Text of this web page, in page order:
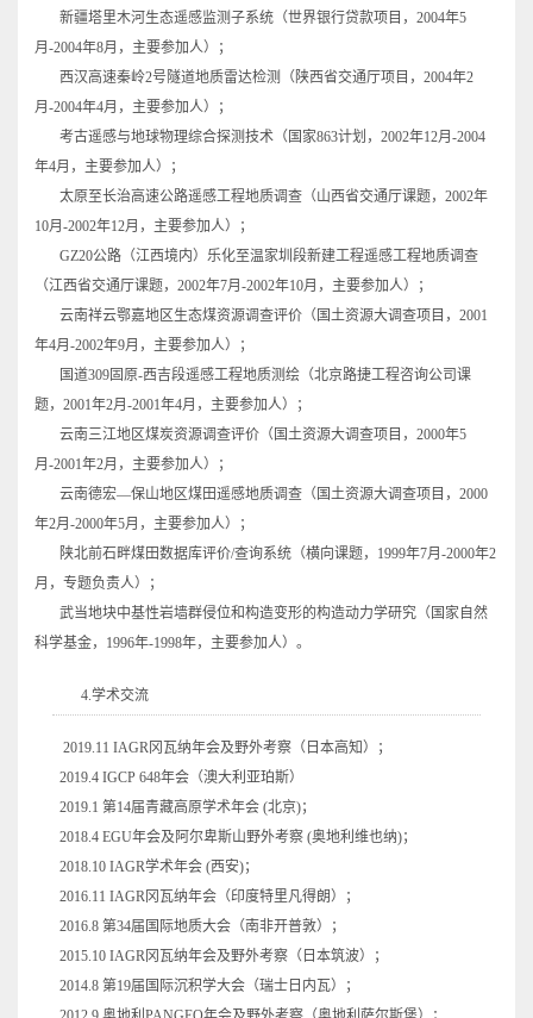
新疆塔里木河生态遥感监测子系统（世界银行贷款项目，2004年5
月-2004年8月，主要参加人）；
西汉高速秦岭2号隧道地质雷达检测（陕西省交通厅项目，2004年2
月-2004年4月，主要参加人）；
考古遥感与地球物理综合探测技术（国家863计划，2002年12月-2004
年4月，主要参加人）；
太原至长治高速公路遥感工程地质调查（山西省交通厅课题，2002年
10月-2002年12月，主要参加人）；
GZ20公路（江西境内）乐化至温家圳段新建工程遥感工程地质调查
（江西省交通厅课题，2002年7月-2002年10月，主要参加人）；
云南祥云鄂嘉地区生态煤资源调查评价（国土资源大调查项目，2001
年4月-2002年9月，主要参加人）；
国道309固原-西吉段遥感工程地质测绘（北京路捷工程咨询公司课
题，2001年2月-2001年4月，主要参加人）；
云南三江地区煤炭资源调查评价（国土资源大调查项目，2000年5
月-2001年2月，主要参加人）；
云南德宏—保山地区煤田遥感地质调查（国土资源大调查项目，2000
年2月-2000年5月，主要参加人）；
陕北前石畔煤田数据库评价/查询系统（横向课题，1999年7月-2000年2
月，专题负责人）；
武当地块中基性岩墙群侵位和构造变形的构造动力学研究（国家自然
科学基金，1996年-1998年，主要参加人）。
4.学术交流
2019.11 IAGR冈瓦纳年会及野外考察（日本高知）；
2019.4 IGCP 648年会（澳大利亚珀斯）
2019.1 第14届青藏高原学术年会 (北京)；
2018.4 EGU年会及阿尔卑斯山野外考察 (奥地利维也纳)；
2018.10 IAGR学术年会 (西安)；
2016.11 IAGR冈瓦纳年会（印度特里凡得朗）；
2016.8 第34届国际地质大会（南非开普敦）；
2015.10 IAGR冈瓦纳年会及野外考察（日本筑波）；
2014.8 第19届国际沉积学大会（瑞士日内瓦）；